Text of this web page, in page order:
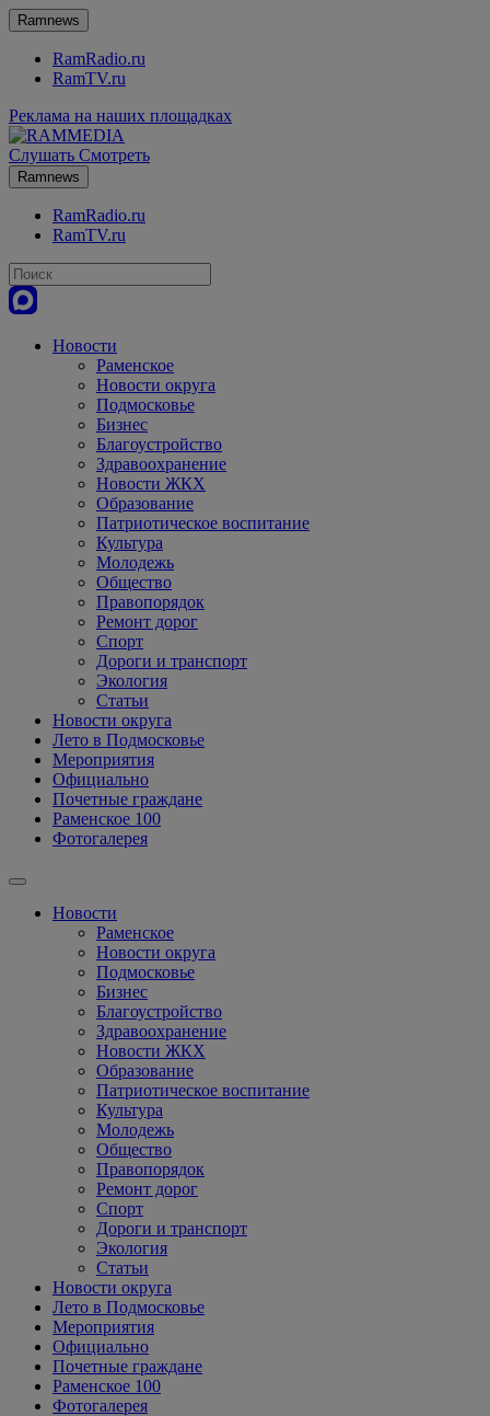
Ramnews
RamRadio.ru
RamTV.ru
Реклама на наших площадках
Слушать Смотреть
Ramnews
RamRadio.ru
RamTV.ru
Новости
Раменское
Новости округа
Подмосковье
Бизнес
Благоустройство
Здравоохранение
Новости ЖКХ
Образование
Патриотическое воспитание
Культура
Молодежь
Общество
Правопорядок
Ремонт дорог
Спорт
Дороги и транспорт
Экология
Статьи
Новости округа
Лето в Подмосковье
Мероприятия
Официально
Почетные граждане
Раменское 100
Фотогалерея
Новости
Раменское
Новости округа
Подмосковье
Бизнес
Благоустройство
Здравоохранение
Новости ЖКХ
Образование
Патриотическое воспитание
Культура
Молодежь
Общество
Правопорядок
Ремонт дорог
Спорт
Дороги и транспорт
Экология
Статьи
Новости округа
Лето в Подмосковье
Мероприятия
Официально
Почетные граждане
Раменское 100
Фотогалерея